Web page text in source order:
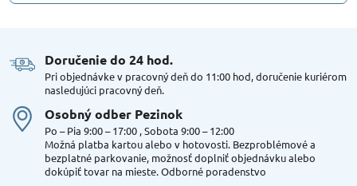
Doručenie do 24 hod​.
Pri objednávke v pracovný deň do 11:00 hod, doručenie kuriérom
nasledujúci pracovný deň.
Osobný odber Pezinok
Po – Pia 9:00 – 17:00 , Sobota 9:00 – 12:00
Možná platba kartou alebo v hotovosti. Bezproblémové a
bezplatné parkovanie, možnosť doplniť objednávku alebo
dokúpiť tovar na mieste. Odborné poradenstvo